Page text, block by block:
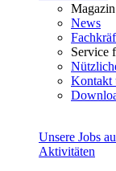
Magazin
News
Service
Kontakt
Unsere Jobs
Aktivitäten